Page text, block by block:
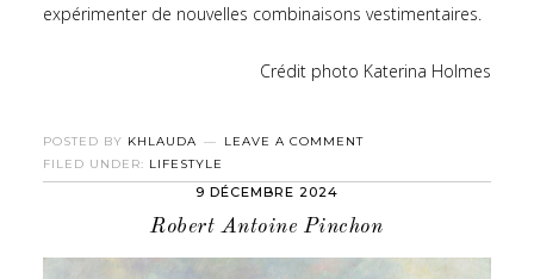
expérimenter de nouvelles combinaisons vestimentaires.
Crédit photo Katerina Holmes
POSTED BY KHLAUDA
LEAVE A COMMENT
FILED UNDER: LIFESTYLE
9 DÉCEMBRE 2024
Robert Antoine Pinchon